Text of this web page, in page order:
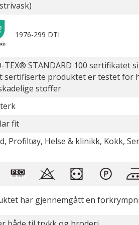
1976-299 DTI
TEX® STANDARD 100 sertifikatet
sertifiserte produktet er testet for
stoffer
fit
Profiltøy, Helse & klinikk, Kokk,
har gjennemgått en